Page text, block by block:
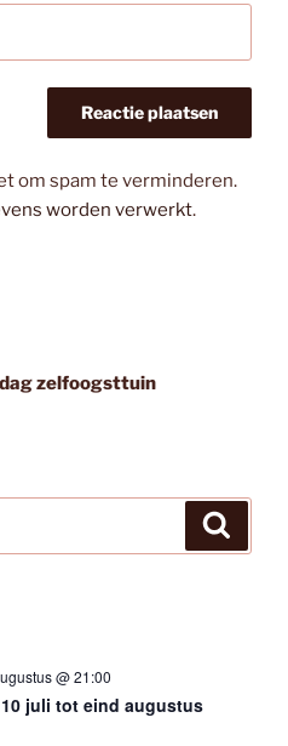
om spam te verminderen.
worden verwerkt.
zelfoogsttuin
@ 21:00
juli tot eind augustus